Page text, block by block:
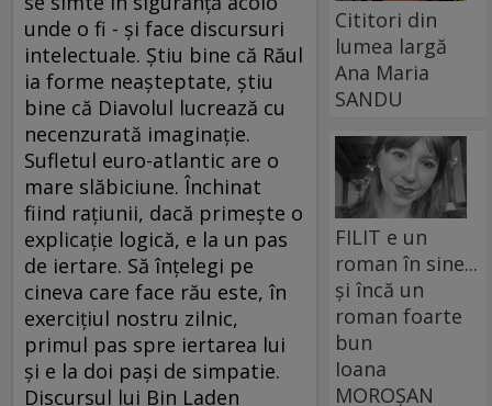
unde o fi - şi face discursuri
intelectuale. Ştiu bine că Răul
ia forme neaşteptate, ştiu
bine că Diavolul lucrează cu
necenzurată imaginaţie.
Sufletul euro-atlantic are o
mare slăbiciune. Închinat
fiind raţiunii, dacă primeşte o
explicaţie logică, e la un pas
de iertare. Să înţelegi pe
cineva care face rău este, în
exerciţiul nostru zilnic,
primul pas spre iertarea lui
şi e la doi paşi de simpatie.
Discursul lui Bin Laden
Cititori din
lumea largă
Ana Maria
SANDU
FILIT e un
roman în sine...
și încă un
roman foarte
bun
Ioana
MOROȘAN